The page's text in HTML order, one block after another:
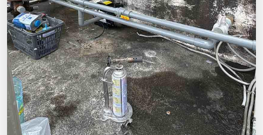
Previous Next